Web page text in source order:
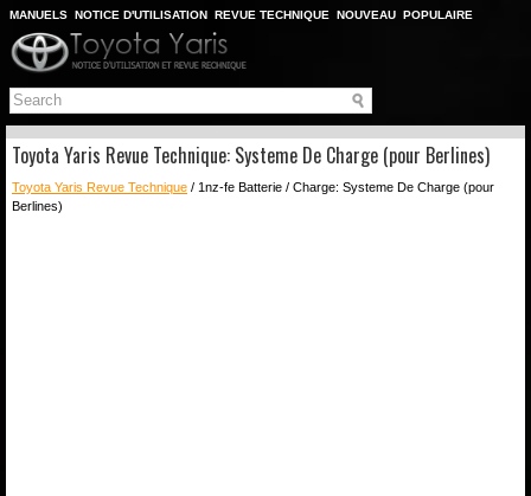
MANUELS NOTICE D'UTILISATION REVUE TECHNIQUE NOUVEAU POPULAIRE
PLAN DU SITE
CHERCHER
Toyota Yaris Revue Technique: Systeme De Charge (pour Berlines)
Toyota Yaris Revue Technique / 1nz-fe Batterie / Charge: Systeme De Charge (pour
Berlines)